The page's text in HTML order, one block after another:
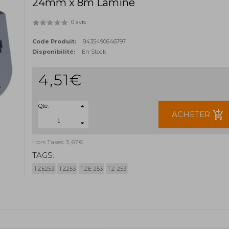
24mm x 8m Laminé
0 avis
Code Produit:
8435490646797
Disponibilité:
En Stock
4,51€
Qté:
ACHETER add_shopping_cart
Hors Taxes: 3,67€
TAGS:
TZE253 TZ253 TZE-253 TZ-253